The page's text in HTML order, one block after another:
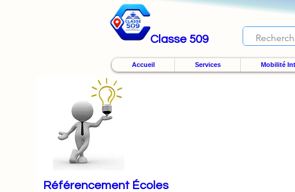
Classe 509
Accueil Services Mobilité
Référencement Écoles